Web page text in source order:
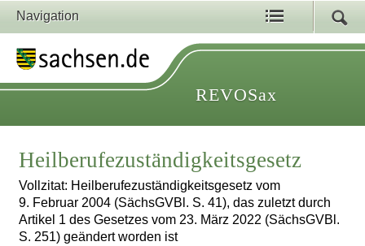
Navigation
REVOSax
Heilberufezuständigkeitsgesetz
Vollzitat: Heilberufezuständigkeitsgesetz vom
9. Februar 2004 (SächsGVBl. S. 41), das zuletzt durch
Artikel 1 des Gesetzes vom 23. März 2022 (SächsGVBl.
S. 251) geändert worden ist